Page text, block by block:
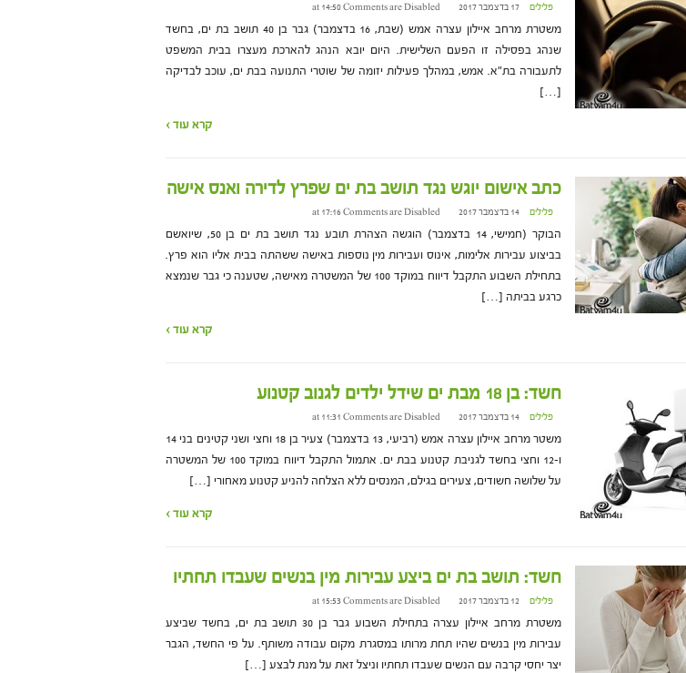
פלילים 17 בדצמבר 2017 at 14:50 Comments are Disabled
משטרת מרחב איילון עצרה אמש (שבת, 16 בדצמבר) גבר בן 40 תושב בת ים, בחשד
שנהג בפסילה זו הפעם השלישית. היום יובא הנהג להארכת מעצרו בבית המשפט
לתעבורה בת"א. אמש, במהלך פעילות יזומה של שוטרי התנועה בבת ים, עוכב לבדיקה
[…]
קרא עוד ›
כתב אישום יוגש נגד תושב בת ים שפרץ לדירה ואנס אישה
פלילים 14 בדצמבר 2017 at 17:16 Comments are Disabled
הבוקר (חמישי, 14 בדצמבר) הוגשה הצהרת תובע נגד תושב בת ים בן 50, שיואשם
בביצוע עבירות אלימות, אינוס ועבירות מין נוספות באישה ששהתה בבית אליו הוא פרץ.
בתחילת השבוע התקבל דיווח במוקד 100 של המשטרה מאישה, שטענה כי גבר שנמצא
כרגע בביתה […]
קרא עוד ›
חשד: בן 18 מבת ים שידל ילדים לגנוב קטנוע
פלילים 14 בדצמבר 2017 at 11:31 Comments are Disabled
משטר מרחב איילון עצרה אמש (רביעי, 13 בדצמבר) צעיר בן 18 וחצי ושני קטינים בני 14
ו-12 וחצי בחשד לגניבת קטנוע בבת ים. אתמול התקבל דיווח במוקד 100 של המשטרה
על שלושה חשודים, צעירים בגילם, המנסים ללא הצלחה להניע קטנוע מאחורי […]
קרא עוד ›
חשד: תושב בת ים ביצע עבירות מין בנשים שעבדו תחתיו
פלילים 12 בדצמבר 2017 at 15:53 Comments are Disabled
משטרת מרחב איילון עצרה בתחילת השבוע גבר בן 30 תושב בת ים, בחשד שביצע
עבירות מין בנשים שהיו תחת מרותו במסגרת מקום עבודה משותף. על פי החשד, הגבר
יצר יחסי קרבה עם הנשים שעבדו תחתיו וניצל זאת על מנת לבצע […]